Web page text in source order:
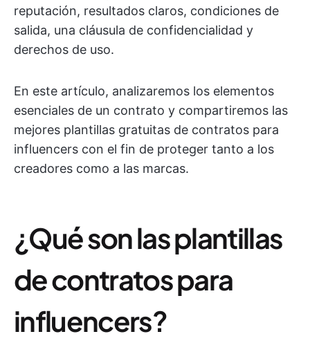
reputación, resultados claros, condiciones de
salida, una cláusula de confidencialidad y
derechos de uso.
En este artículo, analizaremos los elementos
esenciales de un contrato y compartiremos las
mejores plantillas gratuitas de contratos para
influencers con el fin de proteger tanto a los
creadores como a las marcas.
¿Qué son las plantillas
de contratos para
influencers?